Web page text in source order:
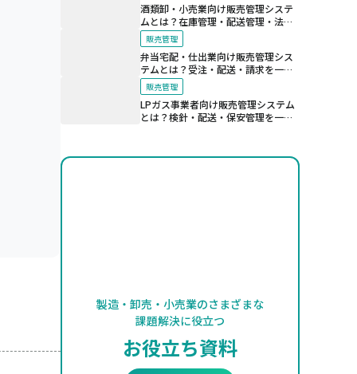
酒類卸・小売業向け販売管理システ
ムとは？在庫管理・配送管理・法令
対応を効率化する仕組み
販売管理
弁当宅配・仕出業向け販売管理シス
テムとは？受注・配送・請求を一元
化する仕組み
販売管理
LPガス事業者向け販売管理システム
とは？検針・配送・保安管理を一元
製造・卸売・小売業のさまざまな
課題解決に役立つ
お役立ち資料